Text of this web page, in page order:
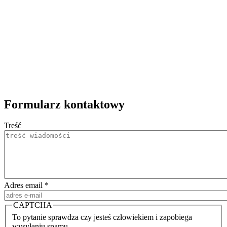
Formularz kontaktowy
Treść
Adres email *
CAPTCHA
To pytanie sprawdza czy jesteś człowiekiem i zapobiega